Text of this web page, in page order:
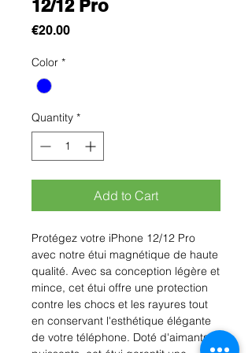
12/12 Pro
€20.00Price
Color *
Quantity *
Add to Cart
Protégez votre iPhone 12/12 Pro
avec notre étui magnétique de haute
qualité. Avec sa conception légère et
mince, cet étui offre une protection
contre les chocs et les rayures tout
en conservant l'esthétique élégante
de votre téléphone. Doté d'aimants